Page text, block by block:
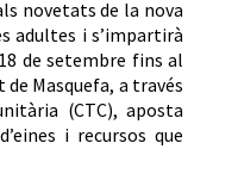
novetats de la nova
adultes i s’impartirà
de setembre fins al
de Masquefa, a través
(CTC), aposta
i recursos que